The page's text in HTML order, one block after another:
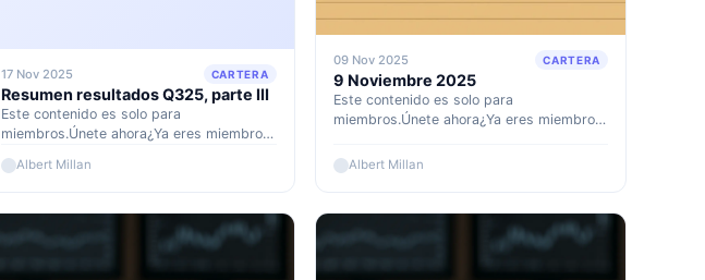
17 Nov 2025 CARTERA
Resumen resultados Q325, parte III
Este contenido es solo para
miembros.Únete ahora¿Ya eres miembro?
Albert Millan
09 Nov 2025 CARTERA
9 Noviembre 2025
Este contenido es solo para
miembros.Únete ahora¿Ya eres miembro?
Albert Millan